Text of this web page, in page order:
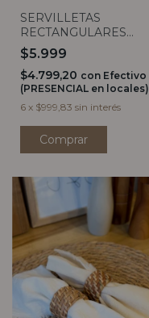
SERVILLETAS
RECTANGULARES
MARGARITA X20
$5.999
$4.799,20 con Efectivo
(PRESENCIAL en locales)
6 x $999,83 sin interés